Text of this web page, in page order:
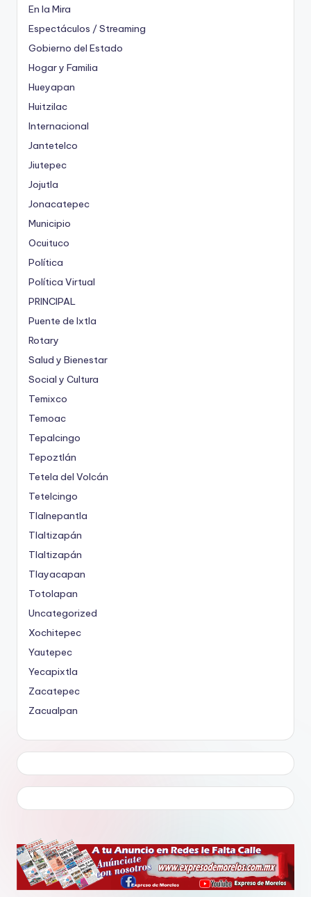
En la Mira
Espectáculos / Streaming
Gobierno del Estado
Hogar y Familia
Hueyapan
Huitzilac
Internacional
Jantetelco
Jiutepec
Jojutla
Jonacatepec
Municipio
Ocuituco
Política
Política Virtual
PRINCIPAL
Puente de Ixtla
Rotary
Salud y Bienestar
Social y Cultura
Temixco
Temoac
Tepalcingo
Tepoztlán
Tetela del Volcán
Tetelcingo
Tlalnepantla
Tlaltizapán
Tlaltizapán
Tlayacapan
Totolapan
Uncategorized
Xochitepec
Yautepec
Yecapixtla
Zacatepec
Zacualpan